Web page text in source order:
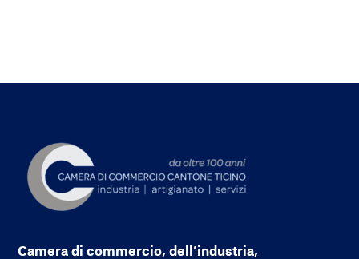
Camera di commercio, dell’industria,